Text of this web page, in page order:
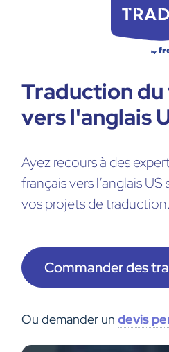
Traduction
vers l'anglais
Ayez recours à des
français vers l’anglais
vos projets de traduction.
Commander des
Ou demander un devis